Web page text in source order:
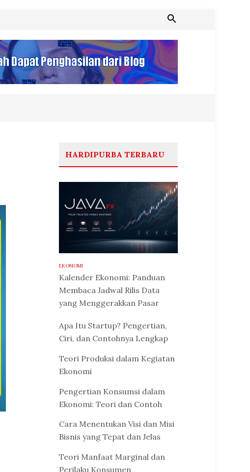
HARDIPURBA TERBARU
EKONOMI
Kalender Ekonomi: Panduan
Membaca Jadwal Rilis Data
yang Menggerakkan Pasar
Apa Itu Startup? Pengertian,
Ciri, dan Contohnya Lengkap
Teori Produksi dalam Kegiatan
Ekonomi
Pengertian Konsumsi dalam
Ekonomi: Teori dan Contoh
Cara Menentukan Visi dan Misi
Bisnis yang Tepat dan Jelas
Teori Manfaat Marginal dan
Perilaku Konsumen